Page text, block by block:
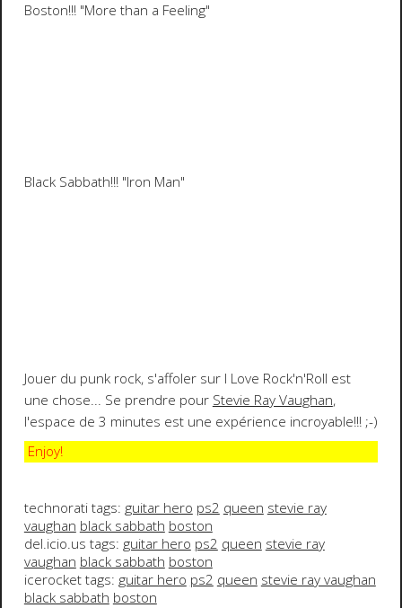
Boston!!!"More than a Feeling"
Black Sabbath!!!"Iron Man"
Jouer du punk rock, s'affoler sur I Love Rock'n'Roll est
une chose... Se prendre pour Stevie Ray Vaughan,
l'espace de 3 minutes est une expérience incroyable!!! ;-)
Enjoy!
technorati tags: guitar hero ps2 queen stevie ray
vaughan black sabbath boston
del.icio.us tags: guitar hero ps2 queen stevie ray
vaughan black sabbath boston
icerocket tags: guitar hero ps2 queen stevie ray vaughan
black sabbath boston